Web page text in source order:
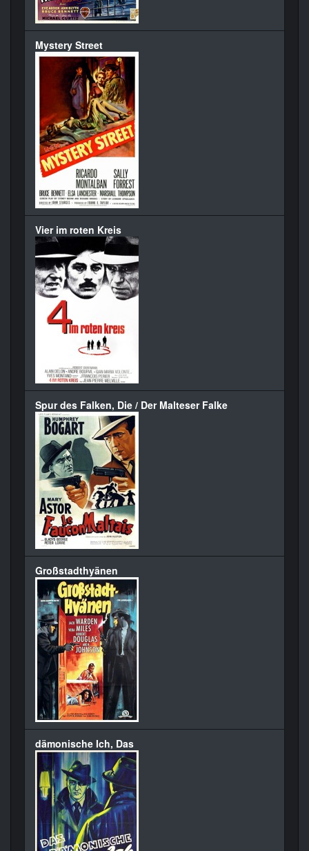
Mystery Street
Vier im roten Kreis
Spur des Falken, Die / Der Malteser Falke
Großstadthyänen
dämonische Ich, Das